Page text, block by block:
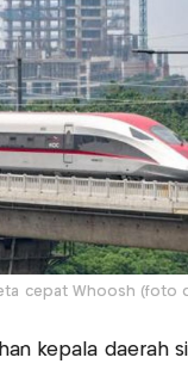
cepat Whoosh (foto
kepala daerah